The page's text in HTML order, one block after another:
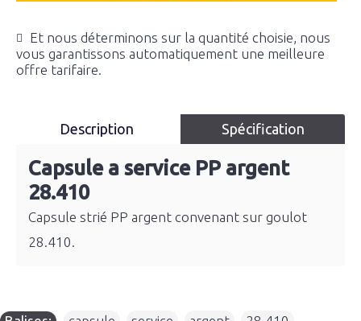
Et nous déterminons sur la quantité choisie, nous
vous garantissons automatiquement une meilleure
offre tarifaire.
Description Spécification
Capsule a service PP argent
28.410
Capsule strié PP argent convenant sur goulot
28.410.